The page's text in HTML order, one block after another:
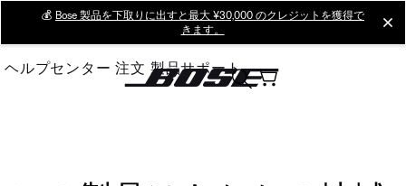
Main
💰 Bose 製品を下取りに出すと最大 ¥30,000 のクレジットを獲得で
きます。
ヘルプセンター 注文 製品サポート